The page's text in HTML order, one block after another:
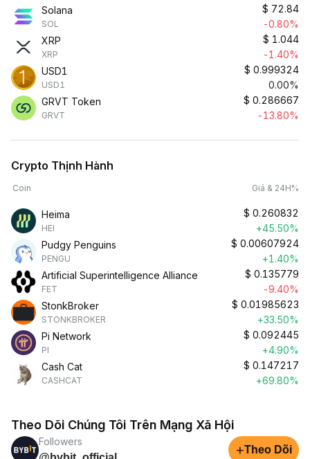
Solana
SOL
$ 72.84
-0.80%
XRP
XRP
$ 1.044
-1.40%
USD1
USD1
$ 0.999324
0.00%
GRVT Token
GRVT
$ 0.286667
-13.80%
Crypto Thịnh Hành
Coin Giá & 24H%
Heima
HEI
$ 0.260832
+45.50%
Pudgy Penguins
PENGU
$ 0.00607924
+1.40%
Artificial Superintelligence Alliance
FET
$ 0.135779
-9.40%
StonkBroker
STONKBROKER
$ 0.01985623
+33.50%
Pi Network
PI
$ 0.092445
+4.90%
Cash Cat
CASHCAT
$ 0.147217
+69.80%
Theo Dõi Chúng Tôi Trên Mạng Xã Hội
Followers
+Theo Dõi